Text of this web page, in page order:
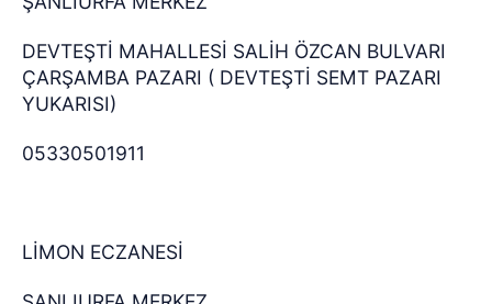
DEVTEŞTİ MAHALLESİ SALİH ÖZCAN BULVARI
ÇARŞAMBA PAZARI ( DEVTEŞTİ SEMT PAZARI
YUKARISI)
05330501911
LİMON ECZANESİ